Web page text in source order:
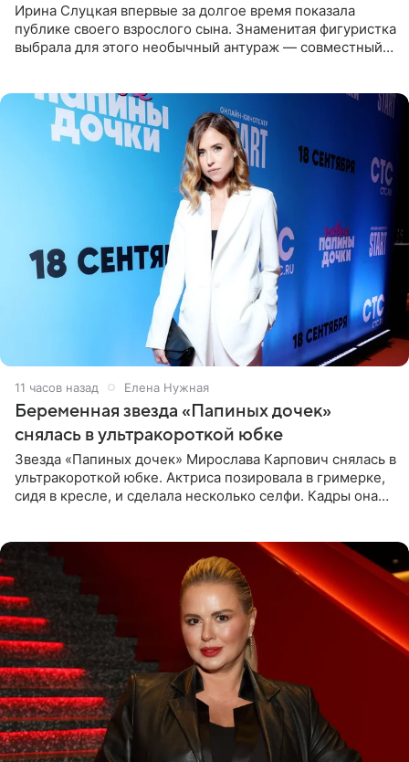
Ирина Слуцкая впервые за долгое время показала
публике своего взрослого сына. Знаменитая фигуристка
выбрала для этого необычный антураж — совместный
11 часов назад Елена Нужная
Беременная звезда «Папиных дочек»
снялась в ультракороткой юбке
Звезда «Папиных дочек» Мирослава Карпович снялась в
ультракороткой юбке. Актриса позировала в гримерке,
сидя в кресле, и сделала несколько селфи. Кадры она